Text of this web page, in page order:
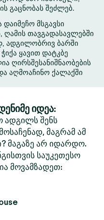
გაცნობას შეძლებ.
მსგავსი
ღამის თავგადასავლებში
ადგილობრივ ბარში
ყავით დატკბე
ღირსშესანიშნაობების
აღმოაჩინო ქალაქში
იდეა:
ადგილს შენს
მაგრამ ამ
მაგაზე არ იდარდო.
საუკეთესო
მოვამზადეთ: